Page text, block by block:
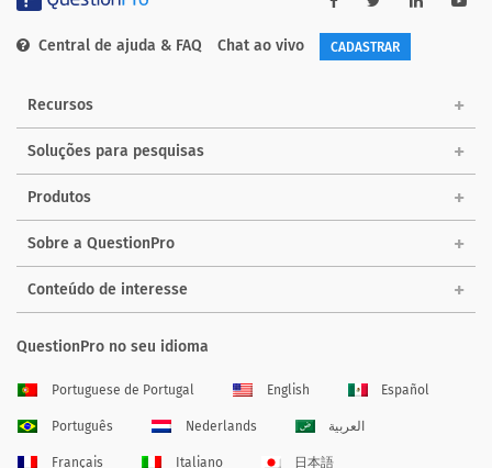
Central de ajuda & FAQ Chat ao vivo CADASTRAR
Recursos
Soluções para pesquisas
Produtos
Sobre a QuestionPro
Conteúdo de interesse
QuestionPro no seu idioma
Portuguese de Portugal English Español
Português Nederlands العربية
Français Italiano 日本語